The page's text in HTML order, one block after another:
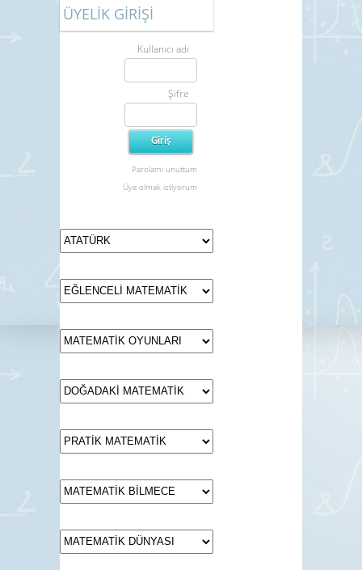
ÜYELİK GİRİŞİ
Kullanıcı adı
Şifre
Parolamı unuttum
Üye olmak istiyorum